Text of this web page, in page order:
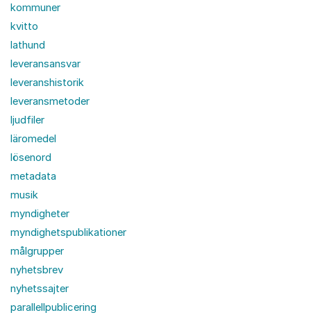
kommuner
kvitto
lathund
leveransansvar
leveranshistorik
leveransmetoder
ljudfiler
läromedel
lösenord
metadata
musik
myndigheter
myndighetspublikationer
målgrupper
nyhetsbrev
nyhetssajter
parallellpublicering